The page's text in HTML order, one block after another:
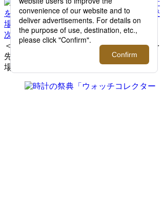
次へ
＜ハミルトン＞映画から着想を得た時計を
先行販売するほか、記念モデルが再び登
場！【伊勢丹新宿店】